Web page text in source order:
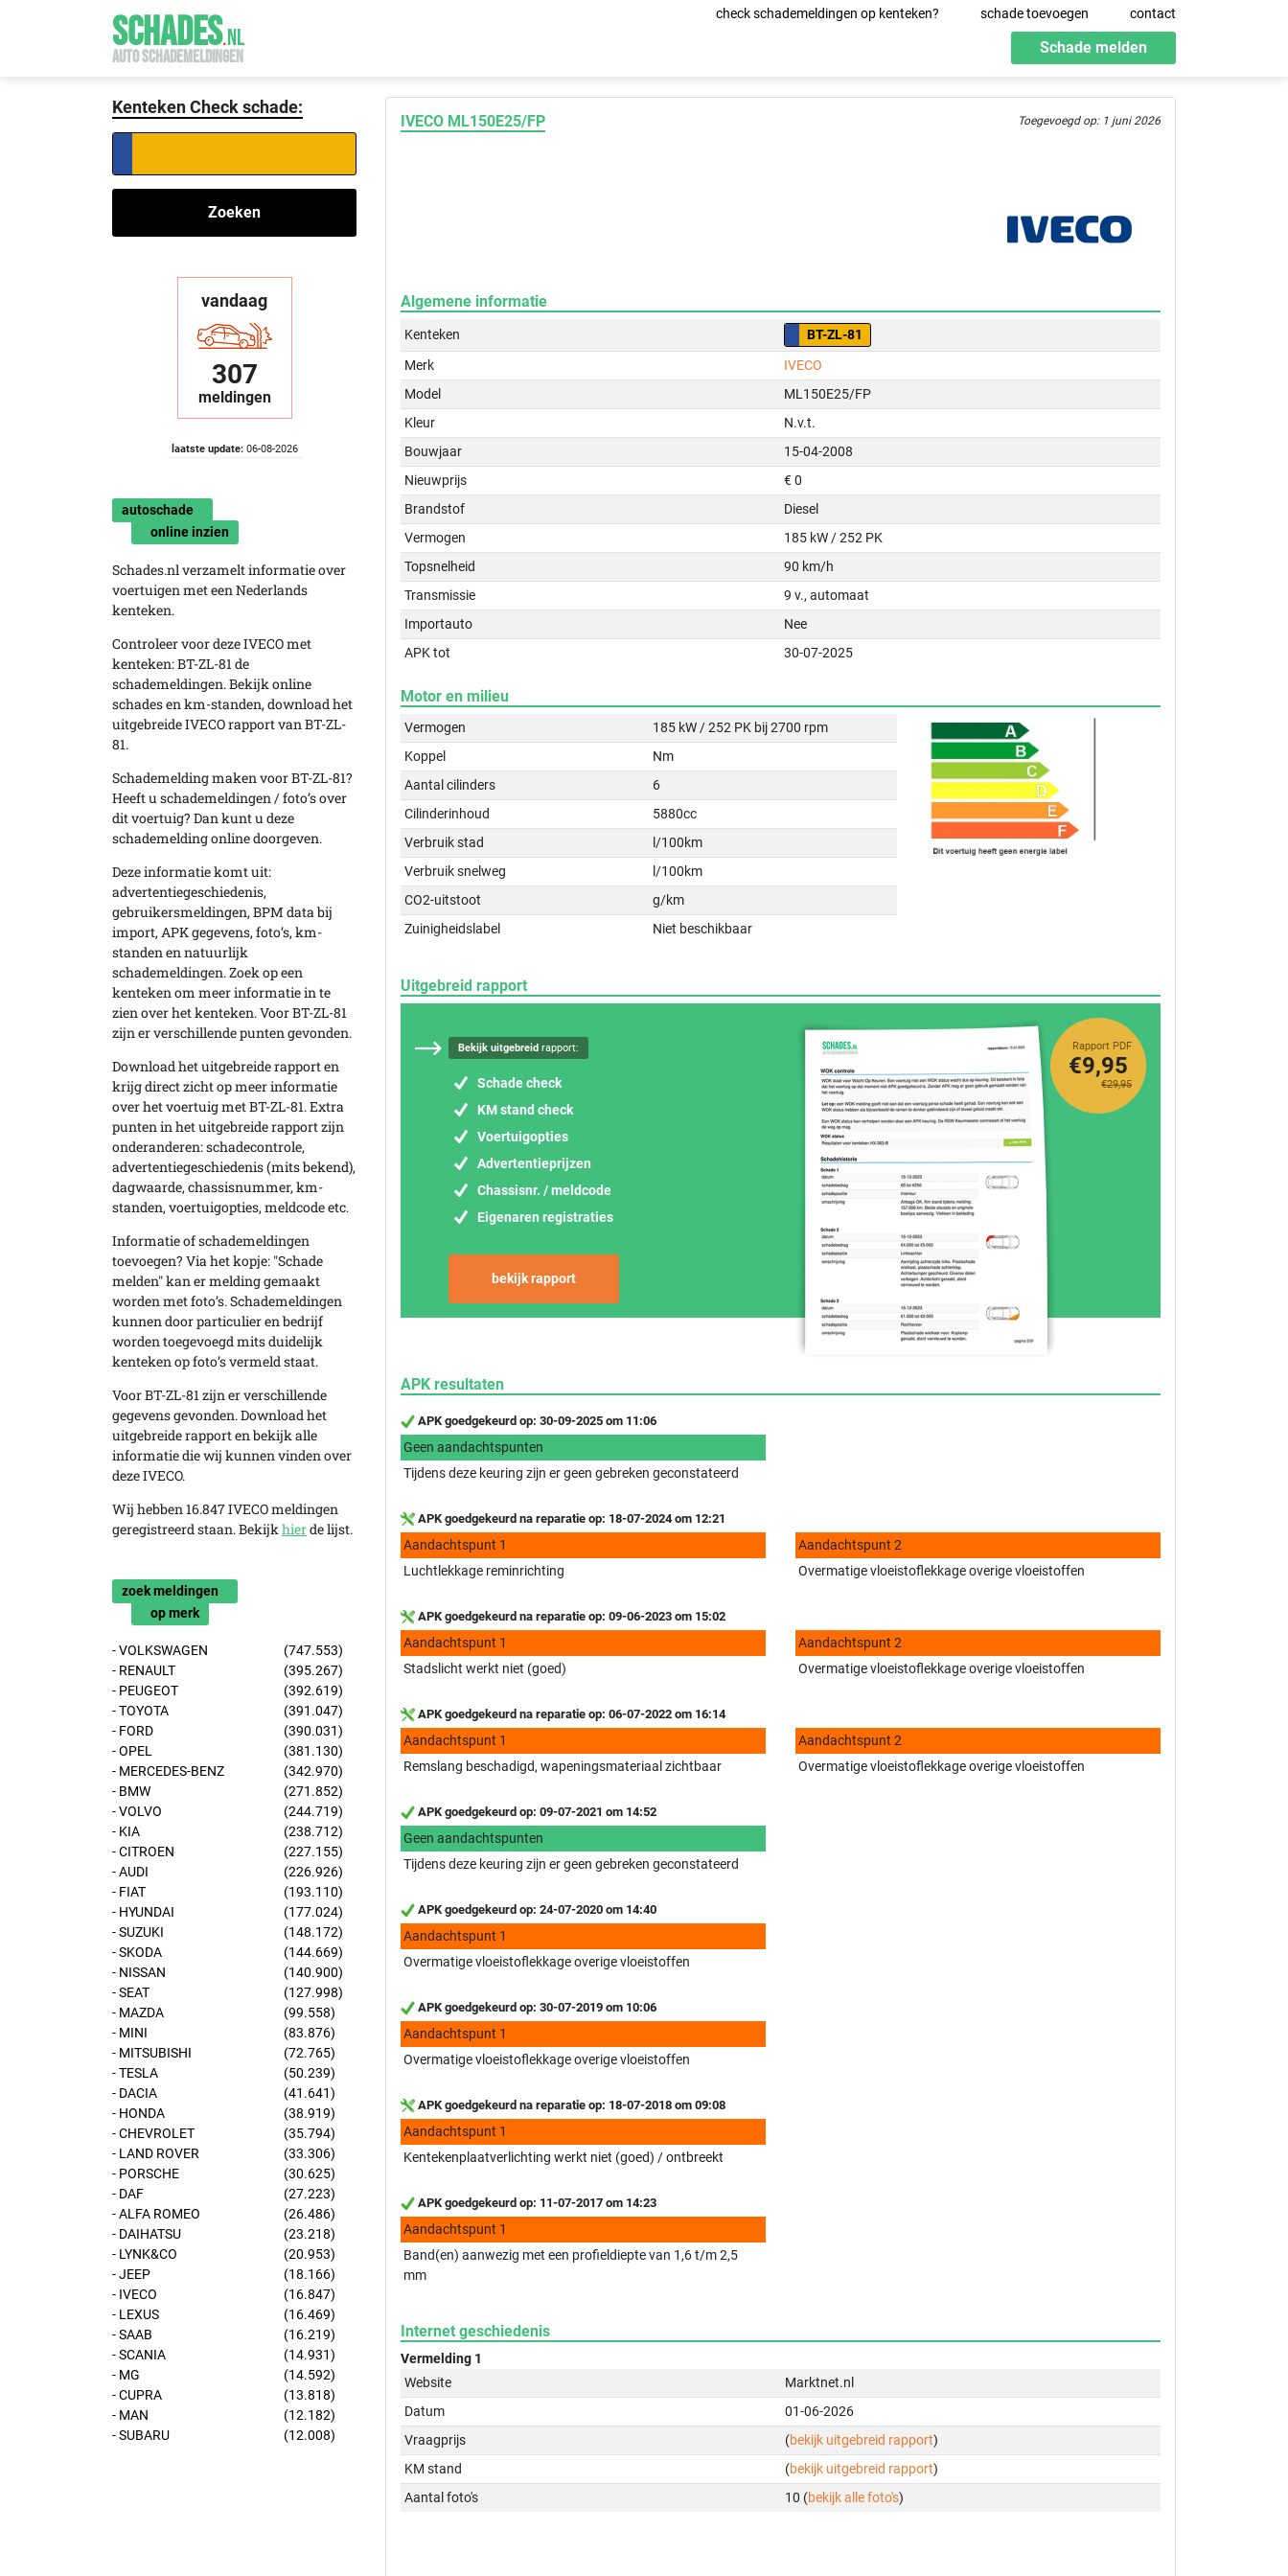
SCHADES.NL
AUTO SCHADEMELDINGEN
check schademeldingen op kenteken? schade toevoegen contact
Schade melden
Kenteken Check schade:
Zoeken
vandaag
307
meldingen
laatste update:06-08-2026
autoschade
online inzien
Schades.nl verzamelt informatie over
voertuigen met een Nederlands
kenteken.
Controleer voor deze IVECO met
kenteken: BT-ZL-81 de
schademeldingen. Bekijk online
schades en km-standen, download het
uitgebreide IVECO rapport van BT-ZL-
81.
Schademelding maken voor BT-ZL-81?
Heeft u schademeldingen / foto’s over
dit voertuig? Dan kunt u deze
schademelding online doorgeven.
Deze informatie komt uit:
advertentiegeschiedenis,
gebruikersmeldingen, BPM data bij
import, APK gegevens, foto’s, km-
standen en natuurlijk
schademeldingen. Zoek op een
kenteken om meer informatie in te
zien over het kenteken. Voor BT-ZL-81
zijn er verschillende punten gevonden.
Download het uitgebreide rapport en
krijg direct zicht op meer informatie
over het voertuig met BT-ZL-81. Extra
punten in het uitgebreide rapport zijn
onderanderen: schadecontrole,
advertentiegeschiedenis (mits bekend),
dagwaarde, chassisnummer, km-
standen, voertuigopties, meldcode etc.
Informatie of schademeldingen
toevoegen? Via het kopje: "Schade
melden" kan er melding gemaakt
worden met foto’s. Schademeldingen
kunnen door particulier en bedrijf
worden toegevoegd mits duidelijk
kenteken op foto’s vermeld staat.
Voor BT-ZL-81 zijn er verschillende
gegevens gevonden. Download het
uitgebreide rapport en bekijk alle
informatie die wij kunnen vinden over
deze IVECO.
Wij hebben 16.847 IVECO meldingen
geregistreerd staan. Bekijkhierde lijst.
zoek meldingen
op merk
- VOLKSWAGEN
(747.553)
- RENAULT
(395.267)
- PEUGEOT
(392.619)
- TOYOTA
(391.047)
- FORD
(390.031)
- OPEL
(381.130)
- MERCEDES-BENZ
(342.970)
- BMW
(271.852)
- VOLVO
(244.719)
- KIA
(238.712)
- CITROEN
(227.155)
- AUDI
(226.926)
- FIAT
(193.110)
- HYUNDAI
(177.024)
- SUZUKI
(148.172)
- SKODA
(144.669)
- NISSAN
(140.900)
- SEAT
(127.998)
- MAZDA
(99.558)
- MINI
(83.876)
- MITSUBISHI
(72.765)
- TESLA
(50.239)
- DACIA
(41.641)
- HONDA
(38.919)
- CHEVROLET
(35.794)
- LAND ROVER
(33.306)
- PORSCHE
(30.625)
- DAF
(27.223)
- ALFA ROMEO
(26.486)
- DAIHATSU
(23.218)
- LYNK&CO
(20.953)
- JEEP
(18.166)
- IVECO
(16.847)
- LEXUS
(16.469)
- SAAB
(16.219)
- SCANIA
(14.931)
- MG
(14.592)
- CUPRA
(13.818)
- MAN
(12.182)
- SUBARU
(12.008)
IVECO ML150E25/FP Toegevoegd op: 1 juni 2026
Algemene informatie
Kenteken
BT-ZL-81
Merk
IVECO
Model
ML150E25/FP
Kleur
N.v.t.
Bouwjaar
15-04-2008
Nieuwprijs
€ 0
Brandstof
Diesel
Vermogen
185 kW / 252 PK
Topsnelheid
90 km/h
Transmissie
9 v., automaat
Importauto
Nee
APK tot
30-07-2025
Motor en milieu
Vermogen
185 kW / 252 PK bij 2700 rpm
Koppel
Nm
Aantal cilinders
6
Cilinderinhoud
5880cc
Verbruik stad
l/100km
Verbruik snelweg
l/100km
CO2-uitstoot
g/km
Zuinigheidslabel
Niet beschikbaar
Uitgebreid rapport
Bekijk uitgebreid rapport:
Schade check
KM stand check
Voertuigopties
Advertentieprijzen
Chassisnr. / meldcode
Eigenaren registraties
bekijk rapport
Rapport PDF
€29,95
€9,95
APK resultaten
APK goedgekeurd op: 30-09-2025 om 11:06
Geen aandachtspunten
Tijdens deze keuring zijn er geen gebreken geconstateerd
APK goedgekeurd na reparatie op: 18-07-2024 om 12:21
Aandachtspunt 1
Luchtlekkage reminrichting
Aandachtspunt 2
Overmatige vloeistoflekkage overige vloeistoffen
APK goedgekeurd na reparatie op: 09-06-2023 om 15:02
Aandachtspunt 1
Stadslicht werkt niet (goed)
Aandachtspunt 2
Overmatige vloeistoflekkage overige vloeistoffen
APK goedgekeurd na reparatie op: 06-07-2022 om 16:14
Aandachtspunt 1
Remslang beschadigd, wapeningsmateriaal zichtbaar
Aandachtspunt 2
Overmatige vloeistoflekkage overige vloeistoffen
APK goedgekeurd op: 09-07-2021 om 14:52
Geen aandachtspunten
Tijdens deze keuring zijn er geen gebreken geconstateerd
APK goedgekeurd op: 24-07-2020 om 14:40
Aandachtspunt 1
Overmatige vloeistoflekkage overige vloeistoffen
APK goedgekeurd op: 30-07-2019 om 10:06
Aandachtspunt 1
Overmatige vloeistoflekkage overige vloeistoffen
APK goedgekeurd na reparatie op: 18-07-2018 om 09:08
Aandachtspunt 1
Kentekenplaatverlichting werkt niet (goed) / ontbreekt
APK goedgekeurd op: 11-07-2017 om 14:23
Aandachtspunt 1
Band(en) aanwezig met een profieldiepte van 1,6 t/m 2,5
mm
Internet geschiedenis
Vermelding 1
Website
Marktnet.nl
Datum
01-06-2026
Vraagprijs
(bekijk uitgebreid rapport)
KM stand
(bekijk uitgebreid rapport)
Aantal foto's
10 (bekijk alle foto's)